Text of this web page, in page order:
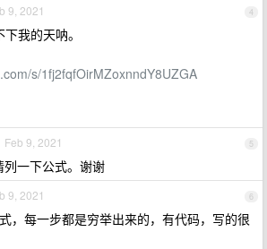
4
9, 2021
我的天呐。
s/1fj2fqfOirMZoxnndY8UZGA
5
Feb 9, 2021
列一下公式。谢谢
6
9, 2021
，每一步都是穷举出来的，有代码，写的很